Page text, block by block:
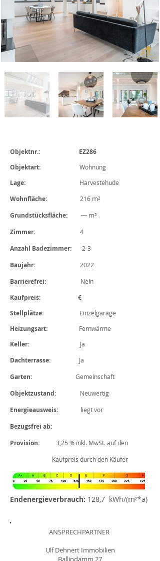
Objektnr.: EZ286
Objektart: Wohnung
Lage: Harvestehude
Wohnfläche: 216 m²
Grundstücksfläche: --- m²
Zimmer: 4
Anzahl Badezimmer: 2-3
Baujahr: 2022
Barrierefrei: Nein
Kaufpreis: €
Stellplätze: Einzelgarage
Heizungsart: Fernwärme
Keller: Ja
Dachterrasse: Ja
Garten: Gemeinschaft
Objektzustand: Neuwertig
Energieausweis: liegt vor
Bezugsfrei ab:
Provision: 3,25 % inkl. MwSt. auf den
Kaufpreis durch den Käufer
Endenergieverbrauch: 128,7 kWh/(m²*a)
ANSPRECHPARTNER
Ulf Dehnert Immobilien
Ballindamm 27